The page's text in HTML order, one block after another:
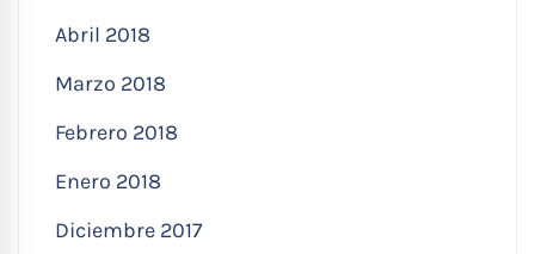
Abril 2018
Marzo 2018
Febrero 2018
Enero 2018
Diciembre 2017